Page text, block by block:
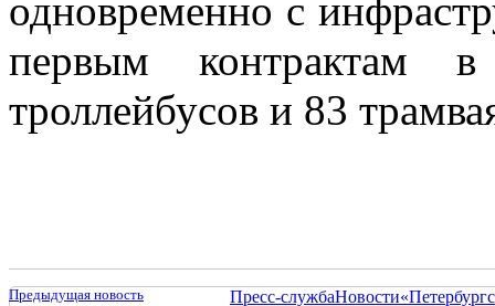
одновременно с
первым контрактам
троллейбусов и 83
Предыдущая новость Пресс-службаНовости